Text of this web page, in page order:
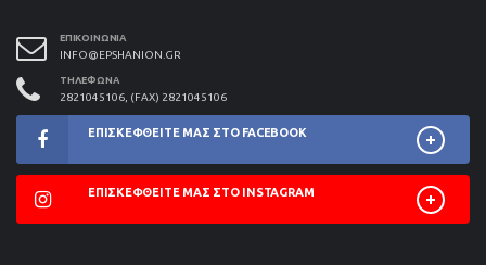
ΕΠΙΚΟΙΝΩΝΊΑ
INFO@EPSHANION.GR
ΤΗΛΈΦΩΝΑ
2821045106, (FAX) 2821045106
ΕΠΙΣΚΕΦΘΕΊΤΕ ΜΑΣ ΣΤΟ FACEBOOK
ΕΠΙΣΚΕΦΘΕΊΤΕ ΜΑΣ ΣΤΟ INSTAGRAM